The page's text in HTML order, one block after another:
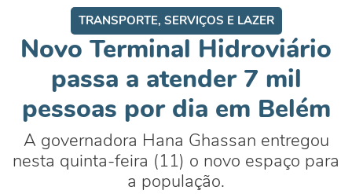
TRANSPORTE, SERVIÇOS E LAZER
Novo Terminal Hidroviário
passa a atender 7 mil
pessoas por dia em Belém
A governadora Hana Ghassan entregou
nesta quinta-feira (11) o novo espaço para
a população.